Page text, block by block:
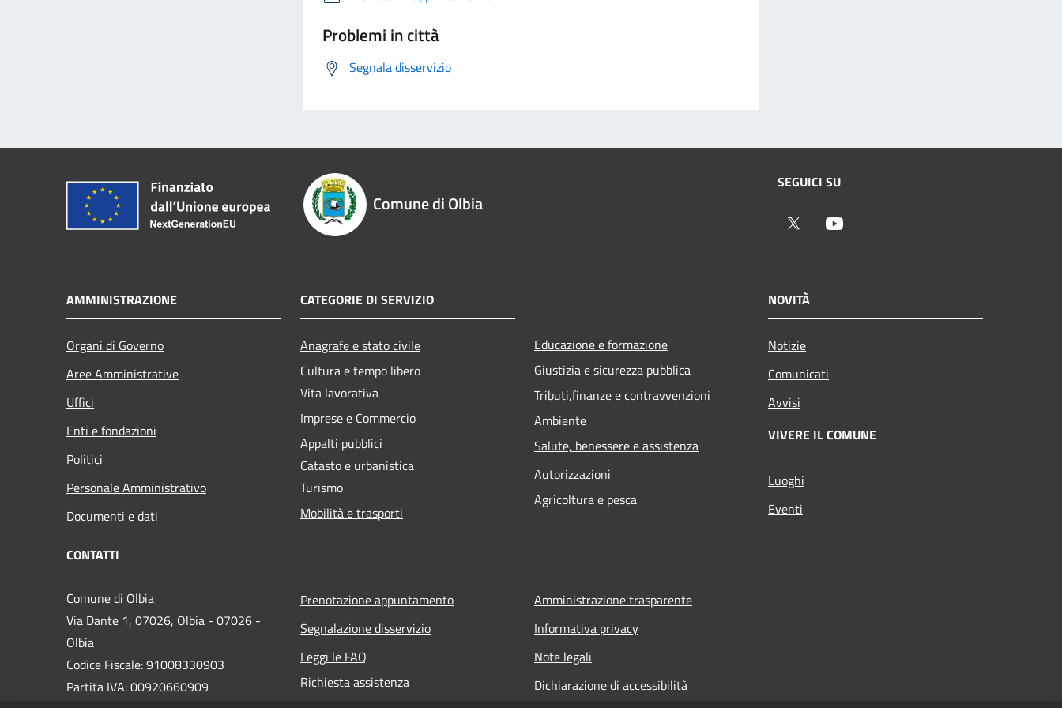
Problemi in città
Segnala disservizio
Comune di Olbia
SEGUICI SU
Twitter
AMMINISTRAZIONE
Organi di Governo
Aree Amministrative
Uffici
Enti e fondazioni
Politici
Personale Amministrativo
Documenti e dati
CATEGORIE DI SERVIZIO
Anagrafe e stato civile
Cultura e tempo libero
Vita lavorativa
Imprese e Commercio
Appalti pubblici
Catasto e urbanistica
Turismo
Mobilità e trasporti
Educazione e formazione
Giustizia e sicurezza pubblica
Tributi,finanze e contravvenzioni
Ambiente
Salute, benessere e assistenza
Autorizzazioni
Agricoltura e pesca
NOVITÀ
Notizie
Comunicati
Avvisi
VIVERE IL COMUNE
Luoghi
Eventi
CONTATTI
Comune di Olbia
Via Dante 1, 07026, Olbia - 07026 -
Olbia
Codice Fiscale: 91008330903
Partita IVA: 00920660909
Prenotazione appuntamento
Segnalazione disservizio
Leggi le FAQ
Richiesta assistenza
Amministrazione trasparente
Informativa privacy
Note legali
Dichiarazione di accessibilità